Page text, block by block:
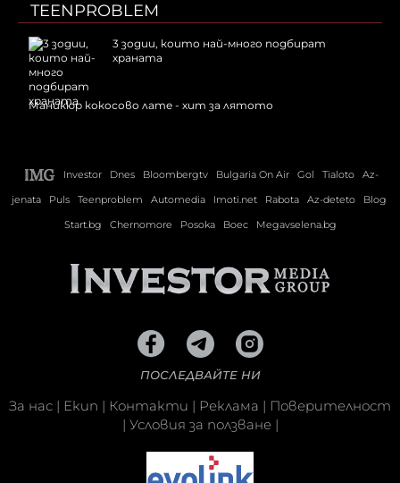
TEENPROBLEM
3 зодии, които най-много подбират
храната
Маникюр кокосово лате - хит за лятото
Investor Dnes Bloombergtv Bulgaria On Air Gol Tialoto
Az-
jenata
Puls Teenproblem Automedia Imoti.net Rabota Az-deteto
Blog
Start.bg
Chernomore Posoka Boec Megavselena.bg
ПОСЛЕДВАЙТЕ НИ
За нас | Екип | Контакти | Реклама | Поверителност
| Условия за ползване|